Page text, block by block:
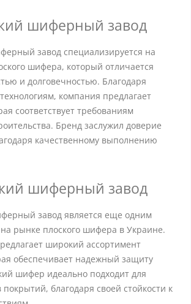
шиферный завод
завод специализируется на
шифера, который отличается
и долговечностью. Благодаря
компания предлагает
соответствует требованиям
Бренд заслужил доверие
качественному выполнению
шиферный завод
завод является еще одним
рынке плоского шифера в Украине.
широкий ассортимент
обеспечивает надежный защиту
шифер идеально подходит для
благодаря своей стойкости к